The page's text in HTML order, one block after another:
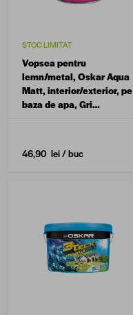
STOC LIMITAT
Vopsea pentru
lemn/metal, Oskar Aqua
Matt, interior/exterior, pe
baza de apa, Gri
46,90 lei/ buc